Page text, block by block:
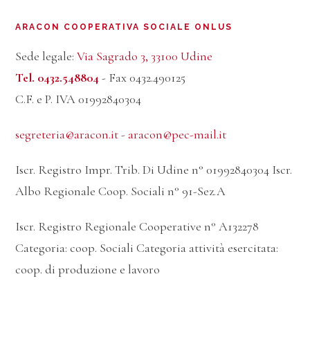
ARACON COOPERATIVA SOCIALE ONLUS
Sede legale:Via Sagrado 3, 33100 Udine
Tel. 0432.548804- Fax 0432.490125
C.F. e P. IVA 01992840304
segreteria@aracon.it- aracon@pec-mail.it
Iscr. Registro Impr. Trib. Di Udine n° 01992840304 Iscr.
Albo Regionale Coop. Sociali n° 91-Sez.A
Iscr. Registro Regionale Cooperative n° A132278
Categoria: coop. Sociali Categoria attività esercitata:
coop. di produzione e lavoro